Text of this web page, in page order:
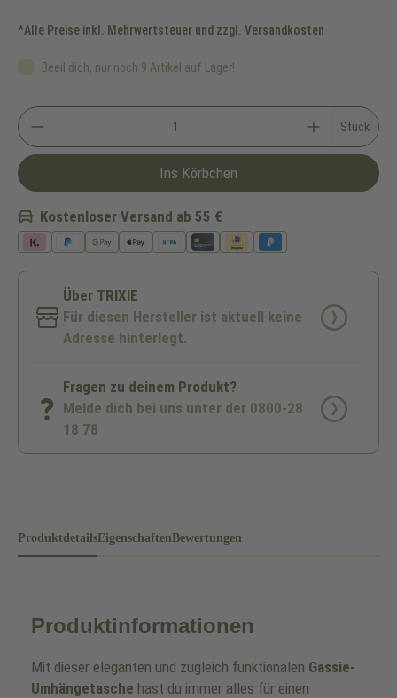
*Alle Preise inkl. Mehrwertsteuer und zzgl. Versandkosten
Beeil dich, nur noch 9 Artikel auf Lager!
Stück
Ins Körbchen
Kostenloser Versand ab 55 €
Über TRIXIE
Für diesen Hersteller ist aktuell keine
Adresse hinterlegt.
Fragen zu deinem Produkt?
Melde dich bei uns unter der 0800-28
18 78
ProduktdetailsEigenschaftenBewertungen
Produktinformationen
Mit dieser eleganten und zugleich funktionalen Gassie-
Umhängetasche hast du immer alles für einen